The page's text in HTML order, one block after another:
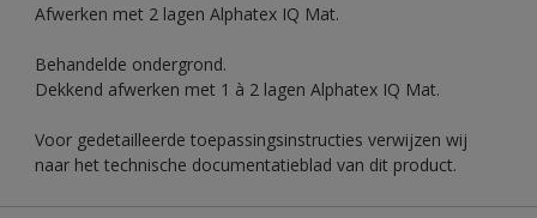
Afwerken met 2 lagen Alphatex IQ Mat.
Behandelde ondergrond.
Dekkend afwerken met 1 à 2 lagen Alphatex IQ Mat.
Voor gedetailleerde toepassingsinstructies verwijzen wij
naar het technische documentatieblad van dit product.